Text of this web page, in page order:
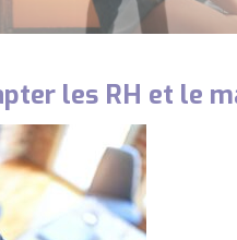
les RH et le